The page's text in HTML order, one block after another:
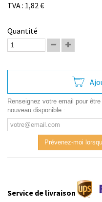
TVA : 1,82 €
Quantité
Renseignez votre email pour
nouveau disponible :
Prévenez-moi
Service de livraison